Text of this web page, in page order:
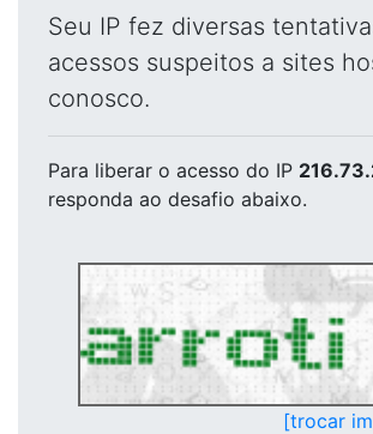
Seu IP fez diversas
acessos suspeitos a sites
conosco.
Para liberar o acesso do IP
responda ao desafio abaixo.
[trocar